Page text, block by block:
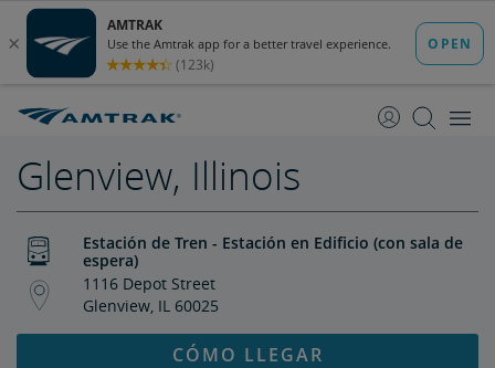
Contenido
Navegación
Glenview, Illinois
Estación de Tren - Estación en Edificio (con sala de
espera)
1116 Depot Street
Glenview, IL 60025
CÓMO LLEGAR